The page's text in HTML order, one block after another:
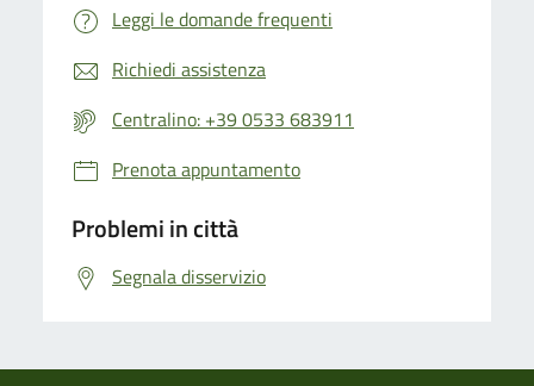
Leggi le domande frequenti
Richiedi assistenza
Centralino: +39 0533 683911
Prenota appuntamento
Problemi in città
Segnala disservizio